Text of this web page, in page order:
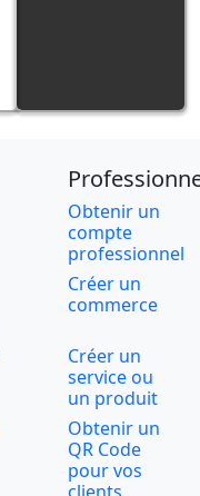
Obtenir un
compte
professionnel
Créer un
commerce
Créer un
service ou
un produit
Obtenir un
QR Code
pour vos